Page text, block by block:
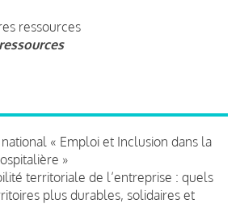
ressources
« Emploi et Inclusion dans la
»
territoriale de l’entreprise : quels
plus durables, solidaires et